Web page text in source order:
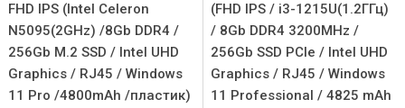
FHD IPS (Intel Celeron
N5095(2GHz) /8Gb DDR4 /
256Gb M.2 SSD / Intel UHD
Graphics / RJ45 / Windows
11 Pro /4800mAh /пластик)
(FHD IPS / i3-1215U(1.2ГГц)
/ 8Gb DDR4 3200MHz /
256Gb SSD PCIe / Intel UHD
Graphics / RJ45 / Windows
11 Professional / 4825 mAh